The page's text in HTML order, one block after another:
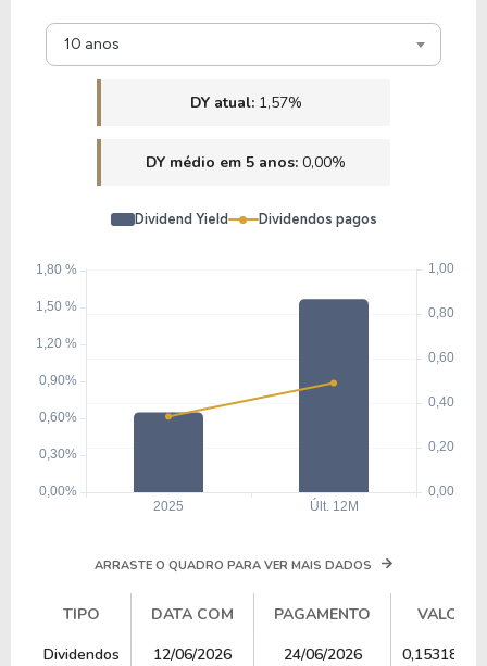
10 anos
DY atual: 1,57%
DY médio em 5 anos: 0,00%
Dividend Yield Dividendos pagos
ARRASTE O QUADRO PARA VER MAIS DADOS
TIPO DATA COM PAGAMENTO
VALOR
TIPO
DATA COM PAGAMENTO VALOR
Dividendos 12/06/2026 24/06/2026
0,15318576